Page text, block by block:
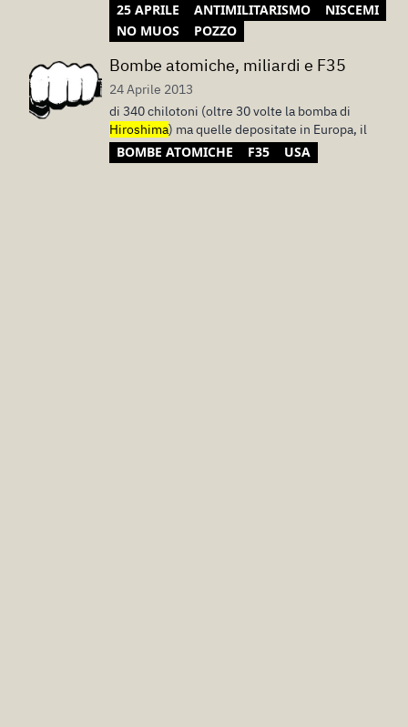
25 APRILE ANTIMILITARISMO
NISCEMI
NO MUOS
POZZO
Bombe atomiche, miliardi e F35
24 Aprile 2013
di 340 chilotoni (oltre 30 volte la bomba di
Hiroshima) ma quelle depositate in Europa, il
BOMBE ATOMICHE F35 USA